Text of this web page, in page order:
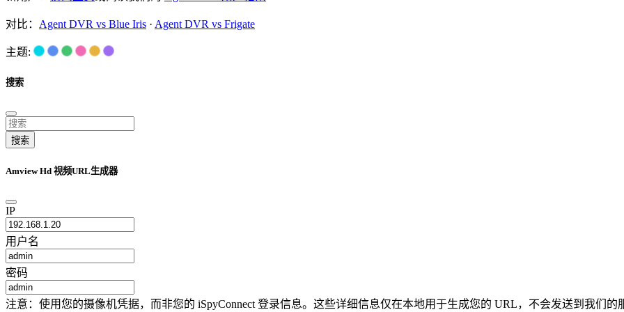
对比： Agent DVR vs Blue Iris · Agent DVR vs Frigate
主题:
搜索
搜索
Amview Hd 视频URL生成器
IP
用户名
密码
注意：使用您的摄像机凭据，而非您的 iSpyConnect 登录信息。这些详细信息仅在本地用于生成您的 URL，不会发送到我们的